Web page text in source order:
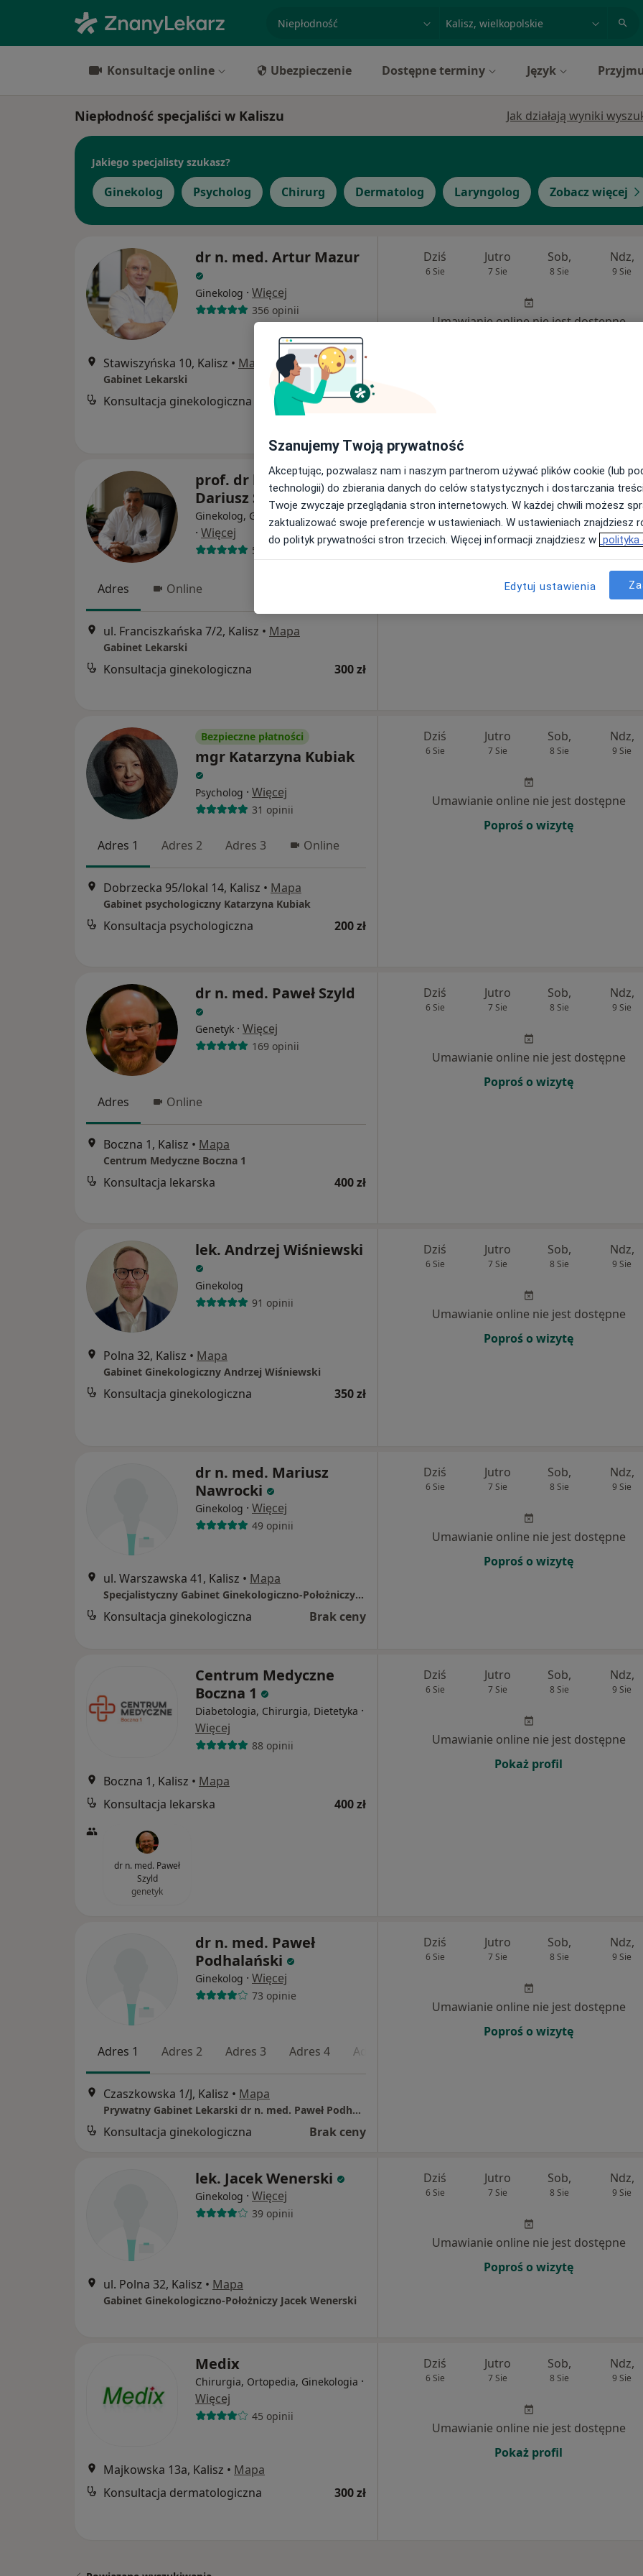
specjalizacja, badanie lub nazwisko
Konsultacje online Ubezpieczenie Dostępne terminy Język
Niepłodność specjaliści w Kaliszu Jak działają wyniki
Jakiego specjalisty szukasz?
Ginekolog Psycholog Chirurg Dermatolog Laryngolog Zobacz więcej
dr n. med. Artur Mazur
Ginekolog · Więcej
356 opinii
Stawiszyńska 10, Kalisz • Mapa
Gabinet Lekarski
Konsultacja ginekologiczna Brak ceny
Dziś
6 Sie
Jutro
7 Sie
Sob,
8 Sie
Ndz,
9 Sie
Umawianie online nie jest dostępne
prof. dr hab. n. med.
Dariusz Samulak
Ginekolog, Ginekolog onkologiczny
· Więcej
591 opinii
Adres Online
ul. Franciszkańska 7/2, Kalisz • Mapa
Gabinet Lekarski
Konsultacja ginekologiczna 300 zł
Dziś
6 Sie
Jutro
7 Sie
Sob,
8 Sie
Ndz,
9 Sie
Umawianie online nie jest dostępne
Bezpieczne płatności
mgr Katarzyna Kubiak
Psycholog · Więcej
31 opinii
Adres 1 Adres 2 Adres 3 Online
Dobrzecka 95/lokal 14, Kalisz • Mapa
Gabinet psychologiczny Katarzyna Kubiak
Konsultacja psychologiczna 200 zł
Dziś
6 Sie
Jutro
7 Sie
Sob,
8 Sie
Ndz,
9 Sie
Umawianie online nie jest dostępne
Poproś o wizytę
dr n. med. Paweł Szyld
Genetyk · Więcej
169 opinii
Adres Online
Boczna 1, Kalisz • Mapa
Centrum Medyczne Boczna 1
Konsultacja lekarska 400 zł
Dziś
6 Sie
Jutro
7 Sie
Sob,
8 Sie
Ndz,
9 Sie
Umawianie online nie jest dostępne
Poproś o wizytę
lek. Andrzej Wiśniewski
Ginekolog
91 opinii
Polna 32, Kalisz • Mapa
Gabinet Ginekologiczny Andrzej Wiśniewski
Konsultacja ginekologiczna 350 zł
Dziś
6 Sie
Jutro
7 Sie
Sob,
8 Sie
Ndz,
9 Sie
Umawianie online nie jest dostępne
Poproś o wizytę
dr n. med. Mariusz
Nawrocki
Ginekolog · Więcej
49 opinii
ul. Warszawska 41, Kalisz • Mapa
Specjalistyczny Gabinet Ginekologiczno-Położniczy ENMED
Konsultacja ginekologiczna Brak ceny
Dziś
6 Sie
Jutro
7 Sie
Sob,
8 Sie
Ndz,
9 Sie
Umawianie online nie jest dostępne
Poproś o wizytę
Centrum Medyczne
Boczna 1
Diabetologia, Chirurgia, Dietetyka ·
Więcej
88 opinii
Boczna 1, Kalisz • Mapa
Konsultacja lekarska
400 zł
dr n. med. Paweł
Szyld
genetyk
Dziś
6 Sie
Jutro
7 Sie
Sob,
8 Sie
Ndz,
9 Sie
Umawianie online nie jest dostępne
Pokaż profil
dr n. med. Paweł
Podhalański
Ginekolog · Więcej
73 opinie
Adres 1 Adres 2 Adres 3 Adres 4 Adres 5
Czaszkowska 1/J, Kalisz • Mapa
Prywatny Gabinet Lekarski dr n. med. Paweł Podhalański
Konsultacja ginekologiczna Brak ceny
Dziś
6 Sie
Jutro
7 Sie
Sob,
8 Sie
Ndz,
9 Sie
Umawianie online nie jest dostępne
Poproś o wizytę
lek. Jacek Wenerski
Ginekolog · Więcej
39 opinii
ul. Polna 32, Kalisz • Mapa
Gabinet Ginekologiczno-Położniczy Jacek Wenerski
Dziś
6 Sie
Jutro
7 Sie
Sob,
8 Sie
Ndz,
9 Sie
Umawianie online nie jest dostępne
Poproś o wizytę
Medix
Chirurgia, Ortopedia, Ginekologia ·
Więcej
45 opinii
Majkowska 13a, Kalisz • Mapa
Konsultacja dermatologiczna
300 zł
Dziś
6 Sie
Jutro
7 Sie
Sob,
8 Sie
Ndz,
9 Sie
Umawianie online nie jest dostępne
Pokaż profil
Szanujemy Twoją prywatność
Akceptując, pozwalasz nam i naszym partnerom używać plików cookie (lub
technologii) do zbierania danych do celów statystycznych i dostarczania
Twoje zwyczaje przeglądania stron internetowych. W każdej chwili możesz
zaktualizować swoje preferencje w ustawieniach. W ustawieniach znajdziesz
do polityk prywatności stron trzecich. Więcej informacji znajdziesz w polityka
Edytuj ustawienia